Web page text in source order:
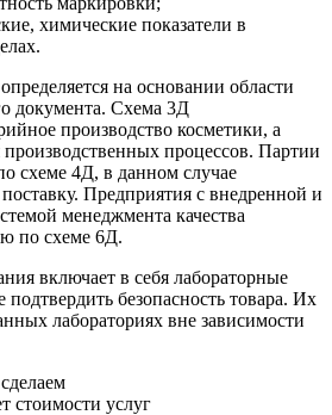
химические показатели в
на основании области
документа. Схема 3Д
производство косметики, а
производственных процессов. Партии
схеме 4Д, в данном случае
поставку. Предприятия с внедренной и
менеджмента качества
по схеме 6Д.
включает в себя лабораторные
безопасность товара. Их
лабораториях вне зависимости
стоимости услуг